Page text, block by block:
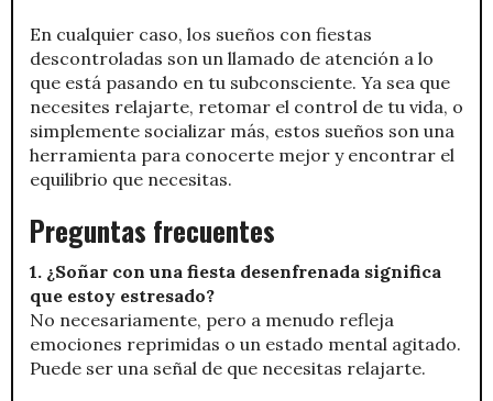
En cualquier caso, los sueños con fiestas
descontroladas son un llamado de atención a lo
que está pasando en tu subconsciente. Ya sea que
necesites relajarte, retomar el control de tu vida, o
simplemente socializar más, estos sueños son una
herramienta para conocerte mejor y encontrar el
equilibrio que necesitas.
Preguntas frecuentes
1. ¿Soñar con una fiesta desenfrenada significa
que estoy estresado?
No necesariamente, pero a menudo refleja
emociones reprimidas o un estado mental agitado.
Puede ser una señal de que necesitas relajarte.